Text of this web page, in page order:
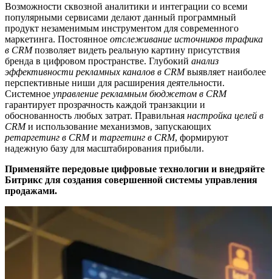
Возможности сквозной аналитики и интеграции со всеми
популярными сервисами делают данный программный
продукт незаменимым инструментом для современного
маркетинга. Постоянное отслеживание источников трафика
в CRMпозволяет видеть реальную картину присутствия
бренда в цифровом пространстве. Глубокий анализ
эффективности рекламных каналов в CRMвыявляет наиболее
перспективные ниши для расширения деятельности.
Системное управление рекламным бюджетом в CRM
гарантирует прозрачность каждой транзакции и
обоснованность любых затрат. Правильная настройка целей в
CRMи использование механизмов, запускающих
ретаргетинг в CRMи таргетинг в CRM, формируют
надежную базу для масштабирования прибыли.
Применяйте передовые цифровые технологии и внедряйте
Битрикс для создания совершенной системы управления
продажами.